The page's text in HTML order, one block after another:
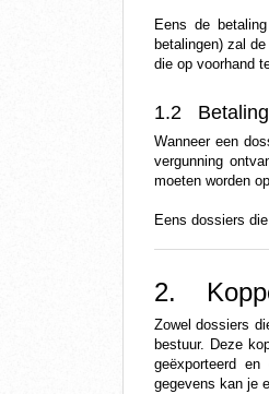
Eens de
betalingen) zal
die op voorhand
1.2
Wanneer een
vergunning
moeten worden
Eens dossiers
2.
Zowel dossiers
bestuur. Deze
geëxporteerd
gegevens kan je